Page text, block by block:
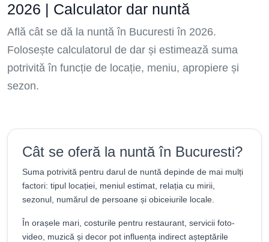
2026 | Calculator dar nuntă
Află cât se dă la nuntă în Bucuresti în 2026.
Folosește calculatorul de dar și estimează suma
potrivită în funcție de locație, meniu, apropiere și
sezon.
Cât se oferă la nuntă în Bucuresti?
Suma potrivită pentru darul de nuntă depinde de mai mulți
factori: tipul locației, meniul estimat, relația cu mirii,
sezonul, numărul de persoane și obiceiurile locale.
În orașele mari, costurile pentru restaurant, servicii foto-
video, muzică și decor pot influența indirect așteptările